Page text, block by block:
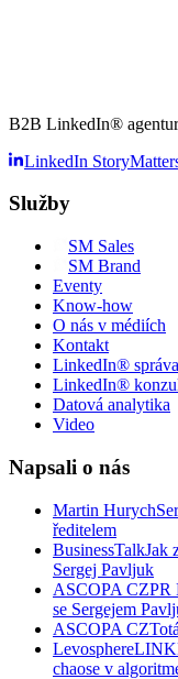
B2B LinkedIn®
LinkedIn
Služby
SM Sales
SM Brand
Eventy
Know-how
O nás v médiích
Kontakt
LinkedIn® správa
LinkedIn®
Datová analytika
Video
Napsali o nás
Martin Hurych
ředitelem
BusinessTalkJak
Sergej Pavljuk
ASCOPA CZPR
se Sergejem
ASCOPA CZ
Levosphere
chaose v